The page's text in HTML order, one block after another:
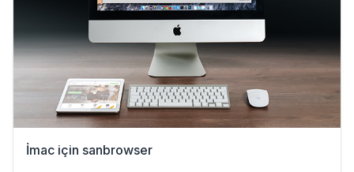
İmac için sanbrowser